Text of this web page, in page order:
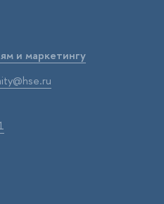
и маркетингу